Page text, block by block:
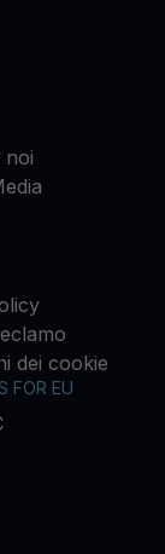
noi
dei cookie
FOR EU